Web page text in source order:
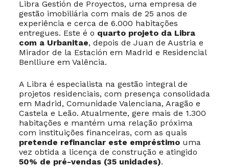
Libra Gestión de Proyectos, uma empresa de
gestão imobiliária com mais de 25 anos de
experiência e cerca de 6.000 habitações
entregues. Este é o quarto projeto da Libra
com a Urbanitae, depois de Juan de Austria e
Mirador de la Estación em Madrid e Residencial
Benlliure em Valência.
A Libra é especialista na gestão integral de
projetos residenciais, com presença consolidada
em Madrid, Comunidade Valenciana, Aragão e
Castela e Leão. Atualmente, gere mais de 1.300
habitações e mantém uma relação próxima
com instituições financeiras, com as quais
pretende refinanciar este empréstimouma
vez obtida a licença de construção e atingido
50% de pré-vendas (35 unidades).